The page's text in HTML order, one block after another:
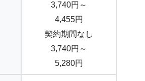
3,740円～
4,455円
契約期間なし
3,740円～
5,280円